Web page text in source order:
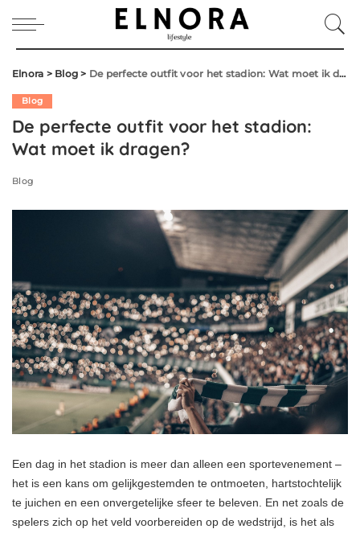
Elnora > Blog > De perfecte outfit voor het stadion: Wat moet ik dragen?
Blog
De perfecte outfit voor het stadion:
Wat moet ik dragen?
Blog
Een dag in het stadion is meer dan alleen een sportevenement –
het is een kans om gelijkgestemden te ontmoeten, hartstochtelijk
te juichen en een onvergetelijke sfeer te beleven. En net zoals de
spelers zich op het veld voorbereiden op de wedstrijd, is het als